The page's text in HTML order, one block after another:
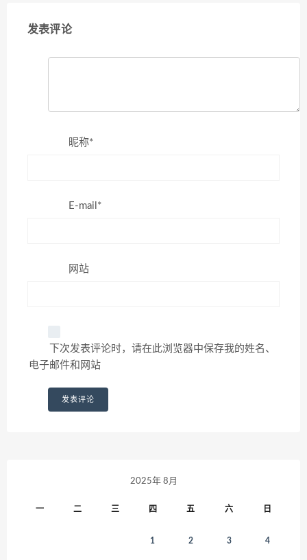
发表评论
昵称*
E-mail*
网站
下次发表评论时，请在此浏览器中保存我的姓名、
电子邮件和网站
2025年 8月
一 二 三 四 五 六 日
1 2 3 4